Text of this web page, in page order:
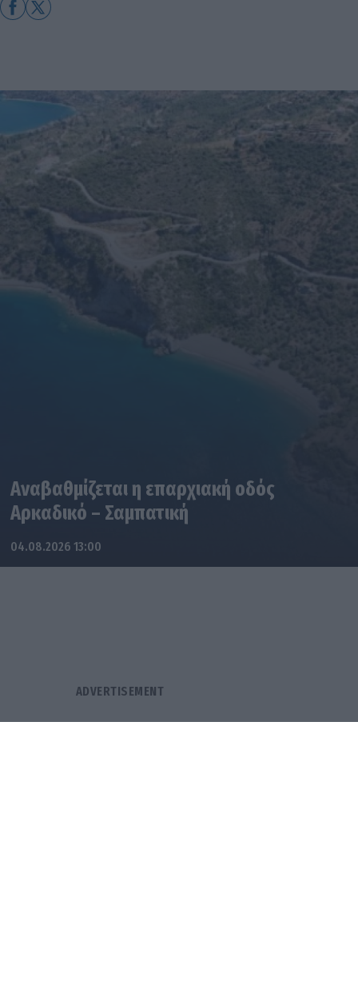
Αναβαθμίζεται η επαρχιακή οδός
Αρκαδικό – Σαμπατική
04.08.2026 13:00